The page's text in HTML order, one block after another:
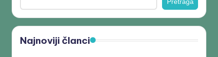
Pretraga
Najnoviji članci